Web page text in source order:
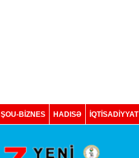
ŞOU-BİZNES HADISƏ İQTISADIYYAT